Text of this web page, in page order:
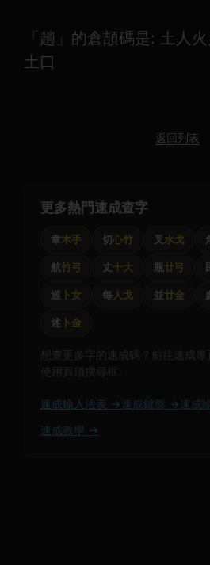
「趟」的倉頡碼是: 土人
土口
返回列表
更多熱門速成查字
韋木手 切心竹 叉 水戈
航竹弓 丈十大 瓶廿弓
巡 卜女 每人戈 並廿金
述 卜金
想查更多字的速成碼？前往速成
使用頁頂搜尋框。
速成輸入法表 → 速成鍵盤 → 速成
速成教學 →